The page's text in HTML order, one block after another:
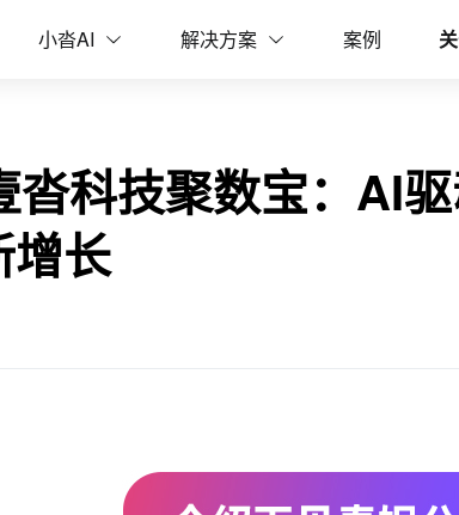
小沓AI 解决方案 案例
电商数据升级，开启业绩新增长
科技聚数宝：AI驱
增长